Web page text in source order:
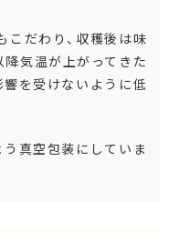
こだわり、収穫後は味
気温が上がってきた
を受けないように低
真空包装にしていま